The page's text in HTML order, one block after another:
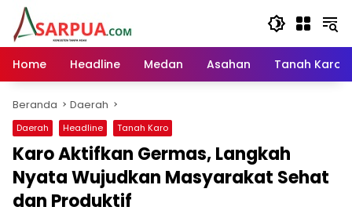
Langsung
konten
Home
Headline Medan Asahan Tanah Karo
Beranda Daerah
Daerah Headline Tanah Karo
Karo Aktifkan Germas, Langkah
Nyata Wujudkan Masyarakat Sehat
dan Produktif